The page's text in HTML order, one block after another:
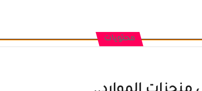
محتويات